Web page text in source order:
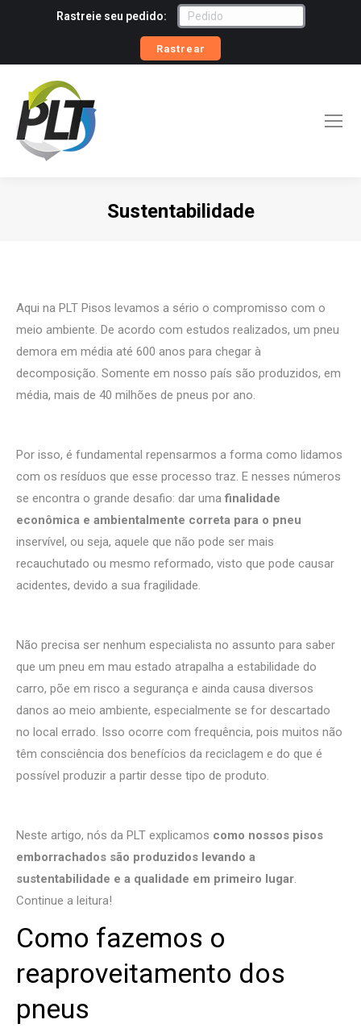
Rastreie seu pedido:
Rastrear
Sustentabilidade
Aqui na PLT Pisos levamos a sério o compromisso com o
meio ambiente. De acordo com estudos realizados, um pneu
demora em média até 600 anos para chegar à
decomposição. Somente em nosso país são produzidos, em
média, mais de 40 milhões de pneus por ano.
Por isso, é fundamental repensarmos a forma como lidamos
com os resíduos que esse processo traz. E nesses números
se encontra o grande desafio: dar uma finalidade
econômica e ambientalmente correta para o pneu
inservível, ou seja, aquele que não pode ser mais
recauchutado ou mesmo reformado, visto que pode causar
acidentes, devido a sua fragilidade.
Não precisa ser nenhum especialista no assunto para saber
que um pneu em mau estado atrapalha a estabilidade do
carro, põe em risco a segurança e ainda causa diversos
danos ao meio ambiente, especialmente se for descartado
no local errado. Isso ocorre com frequência, pois muitos não
têm consciência dos benefícios da reciclagem e do que é
possível produzir a partir desse tipo de produto.
Neste artigo, nós da PLT explicamos como nossos pisos
emborrachados são produzidos levando a
sustentabilidade e a qualidade em primeiro lugar.
Continue a leitura!
Como fazemos o
reaproveitamento dos
pneus